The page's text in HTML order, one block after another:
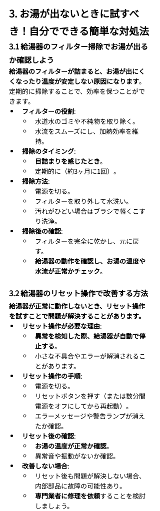
3. お湯が出ないときに試すべ
き！自分でできる簡単な対処法
3.1 給湯器のフィルター掃除でお湯が出る
か確認しよう
給湯器のフィルターが詰まると、お湯が出にく
くなったり温度が安定しない原因になります。
定期的に掃除することで、効率を保つことがで
きます。
フィルターの役割:
水道水のゴミや不純物を取り除く。
水流をスムーズにし、加熱効率を維
持。
掃除のタイミング:
目詰まりを感じたとき。
定期的に（約3ヶ月に1回）。
掃除方法:
電源を切る。
フィルターを取り外して水洗い。
汚れがひどい場合はブラシで軽くこす
り洗浄。
掃除後の確認:
フィルターを完全に乾かし、元に戻
す。
給湯器の動作を確認し、お湯の温度や
水流が正常かチェック。
3.2 給湯器のリセット操作で改善する方法
給湯器が正常に動作しないとき、リセット操作
を試すことで問題が解決することがあります。
リセット操作が必要な理由:
異常を検知した際、給湯器が自動で停
止する。
小さな不具合やエラーが解消されるこ
とがあります。
リセット操作の手順:
電源を切る。
リセットボタンを押す（または数分間
電源をオフにしてから再起動）。
エラーメッセージや警告ランプが消え
たか確認。
リセット後の確認:
お湯の温度が正常か確認。
異常音や振動がないか確認。
改善しない場合:
リセット後も問題が解決しない場合、
内部部品に故障の可能性あり。
専門業者に修理を依頼することを検討
しましょう。